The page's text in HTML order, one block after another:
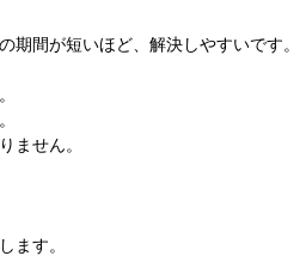
期間が短いほど、解決しやすいです。
ません。
ます。